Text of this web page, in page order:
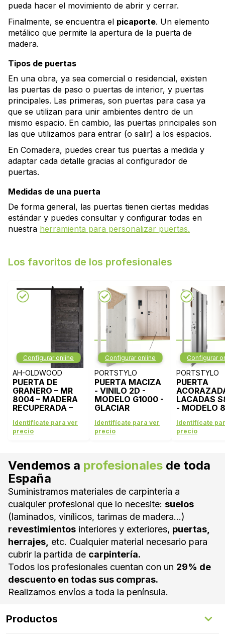
pueda hacer el movimiento de abrir y cerrar.
Finalmente, se encuentra el picaporte. Un elemento
metálico que permite la apertura de la puerta de
madera.
Tipos de puertas
En una obra, ya sea comercial o residencial, existen
las puertas de paso o puertas de interior, y puertas
principales. Las primeras, son puertas para casa ya
que se utilizan para unir ambientes dentro de un
mismo espacio. En cambio, las puertas principales son
las que utilizamos para entrar (o salir) a los espacios.
En Comadera, puedes crear tus puertas a medida y
adaptar cada detalle gracias al configurador de
puertas.
Medidas de una puerta
De forma general, las puertas tienen ciertas medidas
estándar y puedes consultar y configurar todas en
nuestra herramienta para personalizar puertas.
Los favoritos de los profesionales
Configurar online
AH-OLDWOOD
PUERTA DE
GRANERO – MR
8004 – MADERA
RECUPERADA –
Identifícate para ver
precio
Configurar online
PORTSTYLO
PUERTA MACIZA
- VINILO 2D -
MODELO G1000 -
GLACIAR
Identifícate para ver
precio
Configurar
PORTSTYLO
PUERTA
LACADAS
- MODELO
Identifícate
precio
Vendemos a profesionales de toda
España
Suministramos materiales de carpintería a
cualquier profesional que lo necesite: suelos
(laminados, vinílicos, tarimas de madera...)
revestimientos interiores y exteriores, puertas,
herrajes, etc. Cualquier material necesario para
cubrir la partida de carpintería.
Todos los profesionales cuentan con un 29% de
descuento en todas sus compras.
Realizamos envíos a toda la península.
Productos